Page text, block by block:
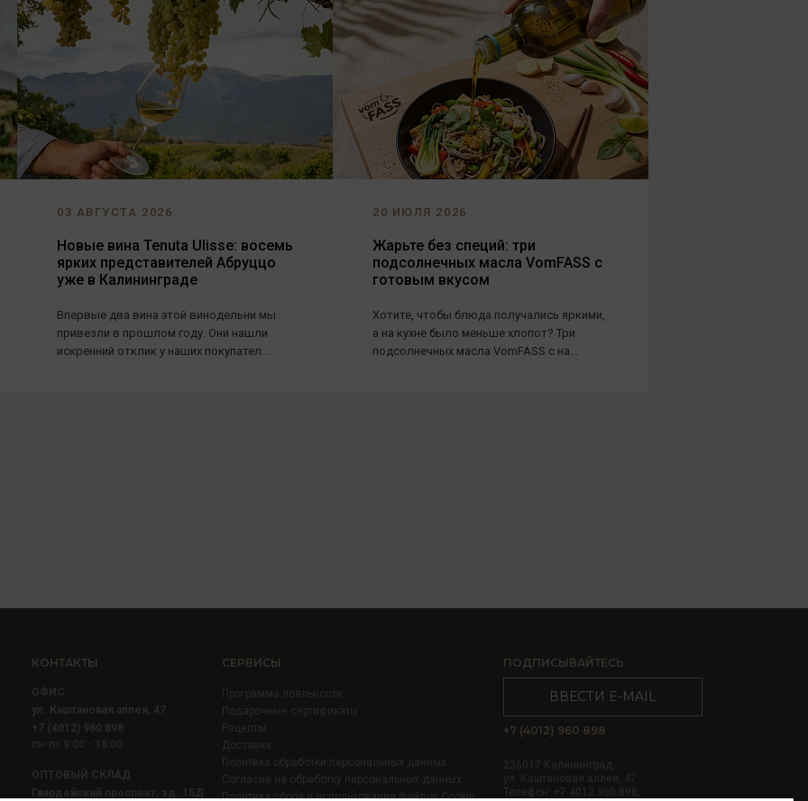
03 АВГУСТА 2026
Новые вина Tenuta Ulisse: восемь
ярких представителей Абруццо
уже в Калининграде
Впервые два вина этой винодельни мы
привезли в прошлом году. Они нашли
искренний отклик у наших покупател...
20 ИЮЛЯ 2026
Жарьте без специй: три
подсолнечных масла VomFASS с
готовым вкусом
Хотите, чтобы блюда получались яркими,
а на кухне было меньше хлопот? Три
подсолнечных масла VomFASS с на...
КОНТАКТЫ
ОФИС
ул. Каштановая аллея, 47
+7 (4012) 960 898
ОПТОВЫЙ СКЛАД
Гвардейский проспект, зд. 15Д
СЕРВИСЫ
Программа лояльности
Подарочные сертификаты
Рецепты
Доставка
Политика обработки персональных данных
Согласие на обработку персональных данных
Политика сбора и использования файлов Cookie
ПОДПИСЫВАЙТЕСЬ
ВВЕСТИ E-MAIL
+7 (4012) 960 898
236017 Калининград,
ул. Каштановая аллея, 47
Телефон: +7 4012 960 898,